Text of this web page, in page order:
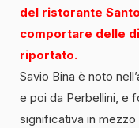
del ristorante
comportare delle
riportato.
Savio Bina è noto
e poi da Perbellini, e
significativa in